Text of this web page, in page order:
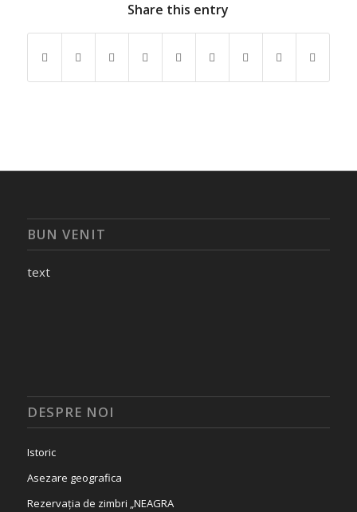
Share this entry
BUN VENIT
text
DESPRE NOI
Istoric
Asezare geografica
Rezervația de zimbri „NEAGRA